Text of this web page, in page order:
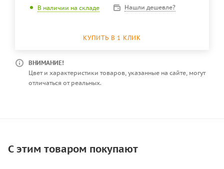
В наличии на складе Нашли дешевле?
КУПИТЬ В 1 КЛИК
ВНИМАНИЕ!
Цвет и характеристики товаров, указанные на сайте, могут
отличаться от реальных.
С этим товаром покупают